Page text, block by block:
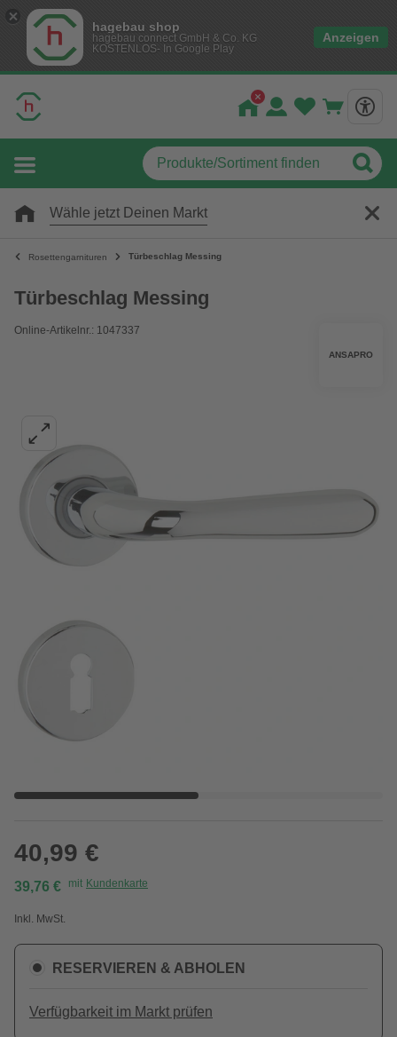
hagebau shop
hagebau connect GmbH & Co. KG
KOSTENLOS- In Google Play
Anzeigen
Wähle jetzt Deinen Markt
Rosettengarnituren Türbeschlag Messing
Türbeschlag Messing
Online-Artikelnr.: 1047337
ANSAPRO
40,99 €
39,76 € mit Kundenkarte
Inkl. MwSt.
RESERVIEREN & ABHOLEN
Verfügbarkeit im Markt prüfen